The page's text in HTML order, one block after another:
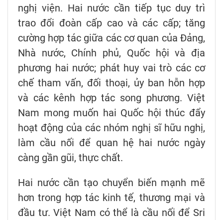
nghị viện. Hai nước cần tiếp tục duy trì
trao đổi đoàn cấp cao và các cấp; tăng
cường hợp tác giữa các cơ quan của Đảng,
Nhà nước, Chính phủ, Quốc hội và địa
phương hai nước; phát huy vai trò các cơ
chế tham vấn, đối thoại, ủy ban hỗn hợp
và các kênh hợp tác song phương. Việt
Nam mong muốn hai Quốc hội thúc đẩy
hoạt động của các nhóm nghị sĩ hữu nghị,
làm cầu nối để quan hệ hai nước ngày
càng gần gũi, thực chất.
Hai nước cần tạo chuyển biến mạnh mẽ
hơn trong hợp tác kinh tế, thương mại và
đầu tư. Việt Nam có thể là cầu nối để Sri